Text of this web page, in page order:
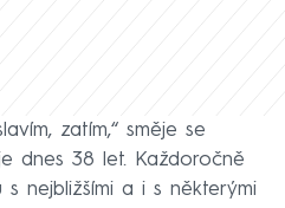
zatím,“ směje se
dnes 38 let. Každoročně
nejbližšími a i s některými